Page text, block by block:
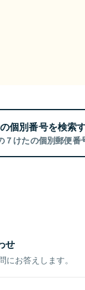
個別番号を検索
７けたの個別郵便番
せ
お答えします。